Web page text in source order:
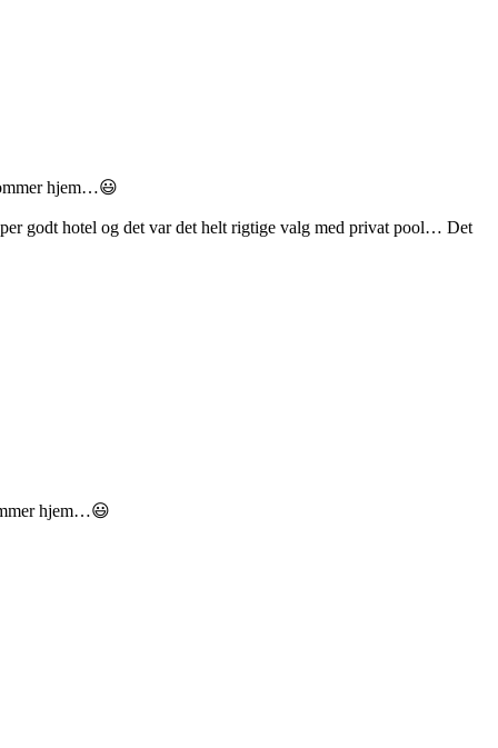
hjem…😃
godt hotel og det var det helt rigtige valg med privat pool… Det
hjem…😃